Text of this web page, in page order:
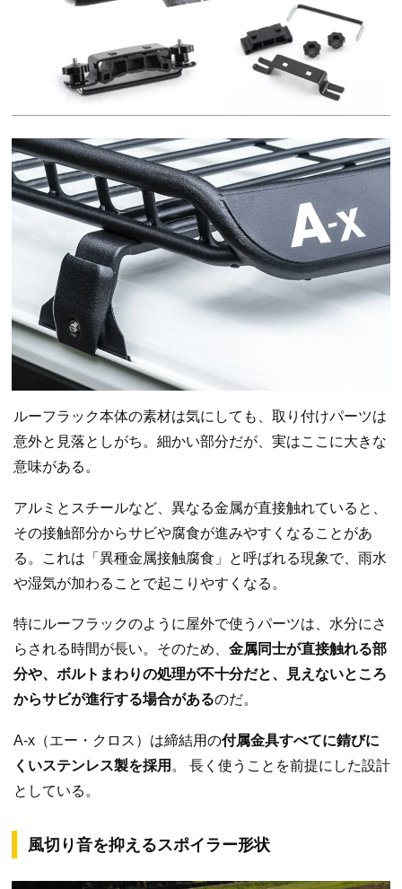
ルーフラック本体の素材は気にしても、取り付けパーツは
意外と見落としがち。細かい部分だが、実はここに大きな
意味がある。
アルミとスチールなど、異なる金属が直接触れていると、
その接触部分からサビや腐食が進みやすくなることがあ
る。これは「異種金属接触腐食」と呼ばれる現象で、雨水
や湿気が加わることで起こりやすくなる。
特にルーフラックのように屋外で使うパーツは、水分にさ
らされる時間が長い。そのため、 金属同士が直接触れる部
分や、ボルトまわりの処理が不十分だと、見えないところ
からサビが進行する場合があるのだ。
A-x（エー・クロス）は締結用の付属金具すべてに錆びに
くいステンレス製を採用 。 長く使うことを前提にした設計
としている。
風切り音を抑えるスポイラー形状